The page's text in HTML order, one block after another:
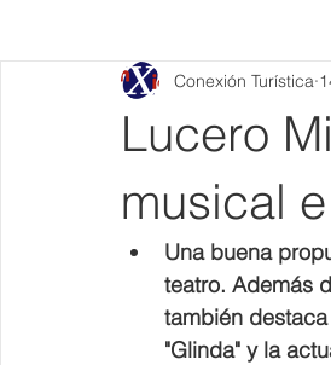
Lucero
musical
Conexión Turística
Una buena
teatro. Además
también
"Glinda" y la